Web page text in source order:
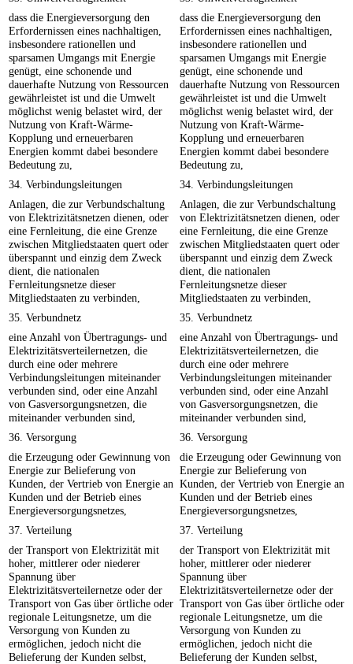
dass die Energieversorgung den
Erfordernissen eines nachhaltigen,
insbesondere rationellen und
sparsamen Umgangs mit Energie
genügt, eine schonende und
dauerhafte Nutzung von Ressourcen
gewährleistet ist und die Umwelt
möglichst wenig belastet wird, der
Nutzung von Kraft-Wärme-
Kopplung und erneuerbaren
Energien kommt dabei besondere
Bedeutung zu,
dass die Energieversorgung den
Erfordernissen eines nachhaltigen,
insbesondere rationellen und
sparsamen Umgangs mit Energie
genügt, eine schonende und
dauerhafte Nutzung von Ressourcen
gewährleistet ist und die Umwelt
möglichst wenig belastet wird, der
Nutzung von Kraft-Wärme-
Kopplung und erneuerbaren
Energien kommt dabei besondere
Bedeutung zu,
34. Verbindungsleitungen
34. Verbindungsleitungen
Anlagen, die zur Verbundschaltung
von Elektrizitätsnetzen dienen, oder
eine Fernleitung, die eine Grenze
zwischen Mitgliedstaaten quert oder
überspannt und einzig dem Zweck
dient, die nationalen
Fernleitungsnetze dieser
Mitgliedstaaten zu verbinden,
Anlagen, die zur Verbundschaltung
von Elektrizitätsnetzen dienen, oder
eine Fernleitung, die eine Grenze
zwischen Mitgliedstaaten quert oder
überspannt und einzig dem Zweck
dient, die nationalen
Fernleitungsnetze dieser
Mitgliedstaaten zu verbinden,
35. Verbundnetz
35. Verbundnetz
eine Anzahl von Übertragungs- und
Elektrizitätsverteilernetzen, die
durch eine oder mehrere
Verbindungsleitungen miteinander
verbunden sind, oder eine Anzahl
von Gasversorgungsnetzen, die
miteinander verbunden sind,
eine Anzahl von Übertragungs- und
Elektrizitätsverteilernetzen, die
durch eine oder mehrere
Verbindungsleitungen miteinander
verbunden sind, oder eine Anzahl
von Gasversorgungsnetzen, die
miteinander verbunden sind,
36. Versorgung
36. Versorgung
die Erzeugung oder Gewinnung von
Energie zur Belieferung von
Kunden, der Vertrieb von Energie an
Kunden und der Betrieb eines
Energieversorgungsnetzes,
die Erzeugung oder Gewinnung von
Energie zur Belieferung von
Kunden, der Vertrieb von Energie an
Kunden und der Betrieb eines
Energieversorgungsnetzes,
37. Verteilung
37. Verteilung
der Transport von Elektrizität mit
hoher, mittlerer oder niederer
Spannung über
Elektrizitätsverteilernetze oder der
Transport von Gas über örtliche oder
regionale Leitungsnetze, um die
Versorgung von Kunden zu
ermöglichen, jedoch nicht die
Belieferung der Kunden selbst,
der Transport von Elektrizität mit
hoher, mittlerer oder niederer
Spannung über
Elektrizitätsverteilernetze oder der
Transport von Gas über örtliche oder
regionale Leitungsnetze, um die
Versorgung von Kunden zu
ermöglichen, jedoch nicht die
Belieferung der Kunden selbst,